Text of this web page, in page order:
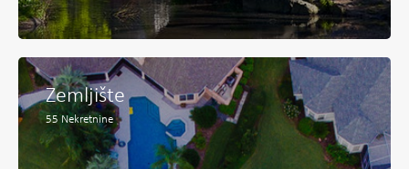
Zemljište
55 Nekretnine